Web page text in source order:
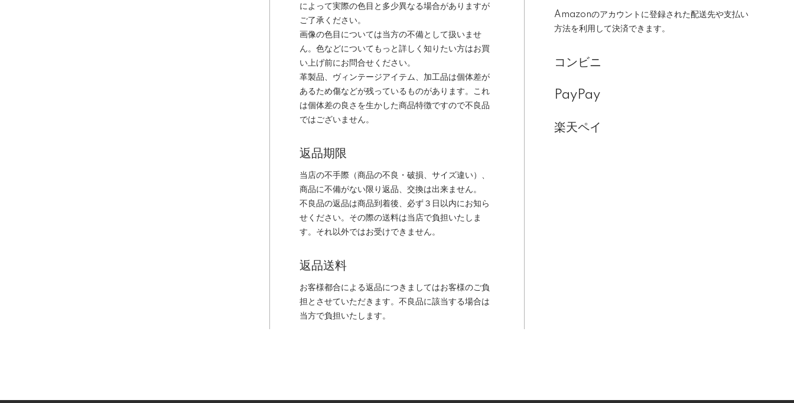
によって実際の色目と多少異なる場合がありますが
ご了承ください。
画像の色目については当方の不備として扱いませ
ん。色などについてもっと詳しく知りたい方はお買
い上げ前にお問合せください。
革製品、ヴィンテージアイテム、加工品は個体差が
あるため傷などが残っているものがあります。これ
は個体差の良さを生かした商品特徴ですので不良品
ではございません。
返品期限
当店の不手際（商品の不良・破損、サイズ違い）、
商品に不備がない限り返品、交換は出来ません。
不良品の返品は商品到着後、必ず３日以内にお知ら
せください。その際の送料は当店で負担いたしま
す。それ以外ではお受けできません。
返品送料
お客様都合による返品につきましてはお客様のご負
担とさせていただきます。不良品に該当する場合は
当方で負担いたします。
Amazonのアカウントに登録された配送先や支払い
方法を利用して決済できます。
コンビニ
PayPay
楽天ペイ